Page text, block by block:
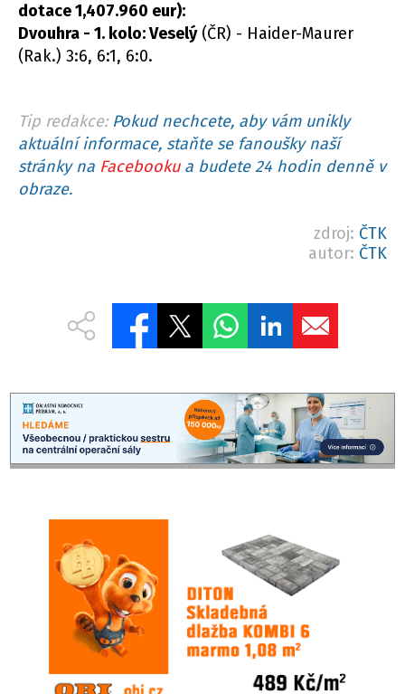
dotace 1,407.960 eur):
Dvouhra - 1. kolo: Veselý(ČR) - Haider-Maurer
(Rak.) 3:6, 6:1, 6:0.
Tip redakce: Pokud nechcete, aby vám unikly
aktuální informace, staňte se fanoušky naší
stránky na Facebookua budete 24 hodin denně v
obraze.
zdroj: ČTK
autor: ČTK